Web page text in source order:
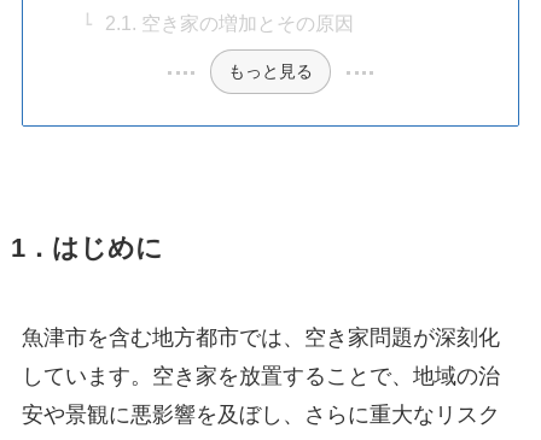
2.1. 空き家の増加とその原因
もっと見る
1．はじめに
魚津市を含む地方都市では、空き家問題が深刻化
しています。空き家を放置することで、地域の治
安や景観に悪影響を及ぼし、さらに重大なリスク